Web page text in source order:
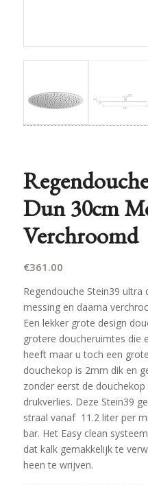
Dun 30cm
Verchroomd
€361.00
Regendouche Stein39 ultra dun in 30 cm is gemaakt van
messing en daarna
Een lekker grote design
grotere doucheruimtes die
heeft maar u toch een
douchekop is 2mm dik en
zonder eerst de
drukverlies. Deze Stein39
straal vanaf 11.2 liter per
bar. Het Easy clean
dat kalk gemakkelijk te
heen te wrijven.